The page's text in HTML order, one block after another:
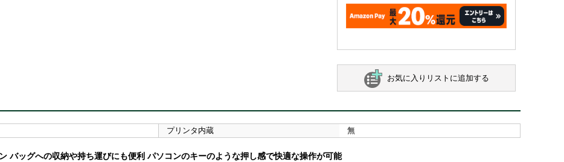
お気に入りリストに追加する
プリンタ内蔵 無
バッグへの収納や持ち運びにも便利 パソコンのキーのような押し感で快適な操作が可能